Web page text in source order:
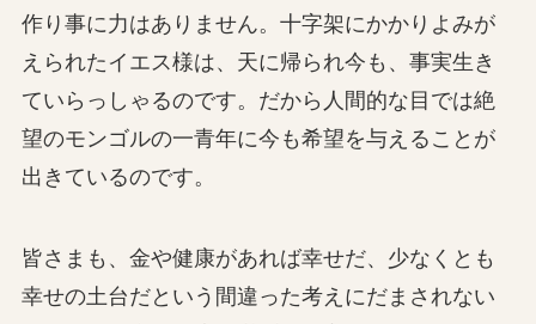
作り事に力はありません。十字架にかかりよみが
えられたイエス様は、天に帰られ今も、事実生き
ていらっしゃるのです。だから人間的な目では絶
望のモンゴルの一青年に今も希望を与えることが
出きているのです。
皆さまも、金や健康があれば幸せだ、少なくとも
幸せの土台だという間違った考えにだまされない